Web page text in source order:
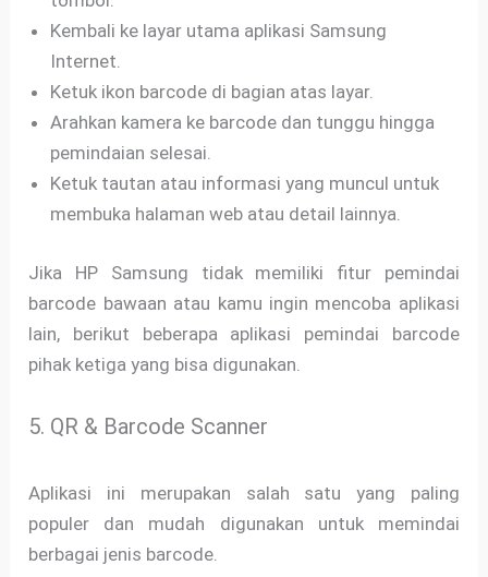
Kembali ke layar utama aplikasi Samsung
Internet.
Ketuk ikon barcode di bagian atas layar.
Arahkan kamera ke barcode dan tunggu hingga
pemindaian selesai.
Ketuk tautan atau informasi yang muncul untuk
membuka halaman web atau detail lainnya.
Jika HP Samsung tidak memiliki fitur pemindai
barcode bawaan atau kamu ingin mencoba aplikasi
lain, berikut beberapa aplikasi pemindai barcode
pihak ketiga yang bisa digunakan.
5. QR & Barcode Scanner
Aplikasi ini merupakan salah satu yang paling
populer dan mudah digunakan untuk memindai
berbagai jenis barcode.